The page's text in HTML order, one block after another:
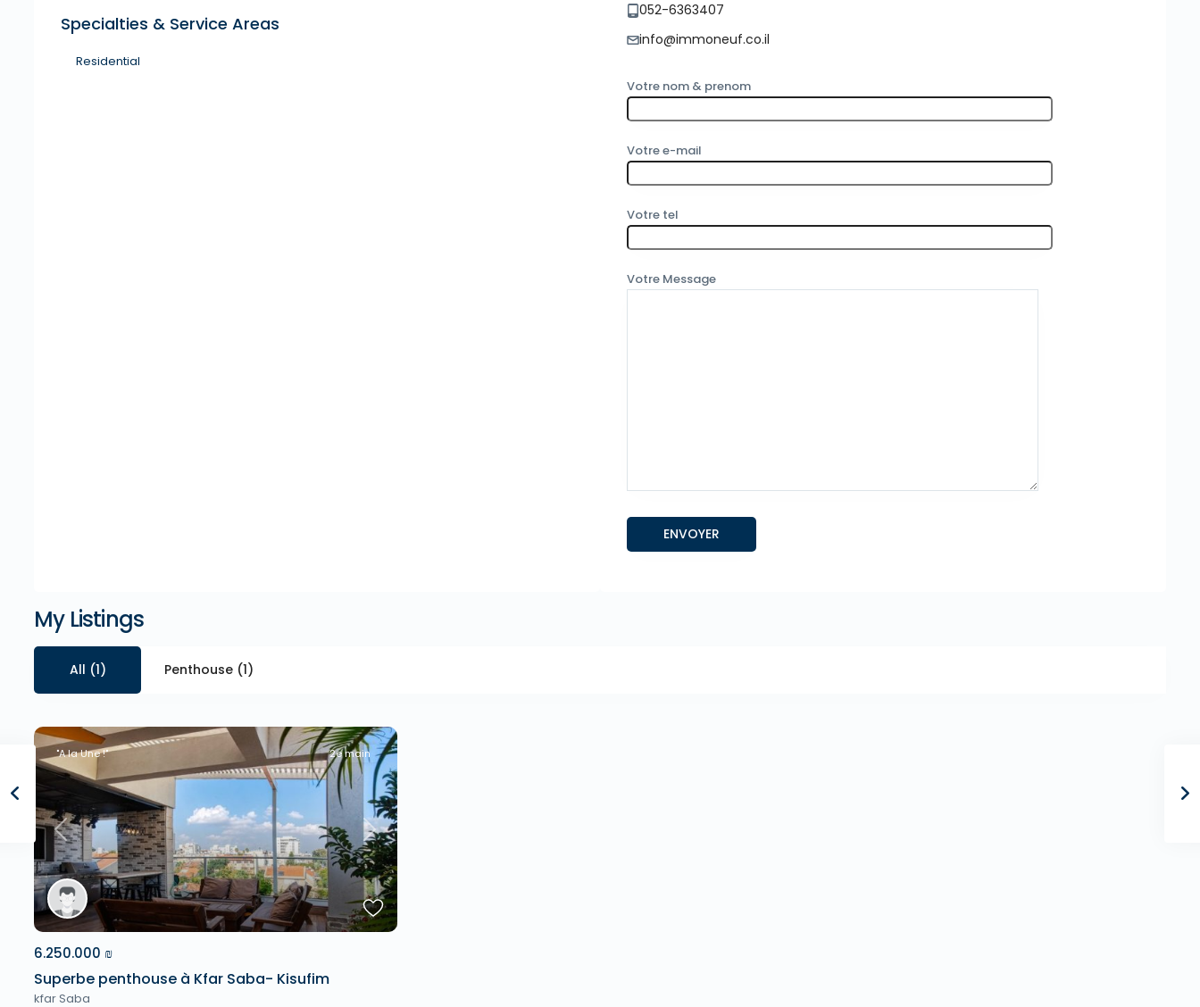
Specialties & Service Areas
Residential
052-6363407
info@immoneuf.co.il
Votre nom & prenom
Votre e-mail
Votre tel
Votre Message
My Listings
All (1) Penthouse (1)
Previous Next
"A la Une !" 2e main
6.250.000 ₪
Superbe penthouse à Kfar Saba- Kisufim
kfar Saba